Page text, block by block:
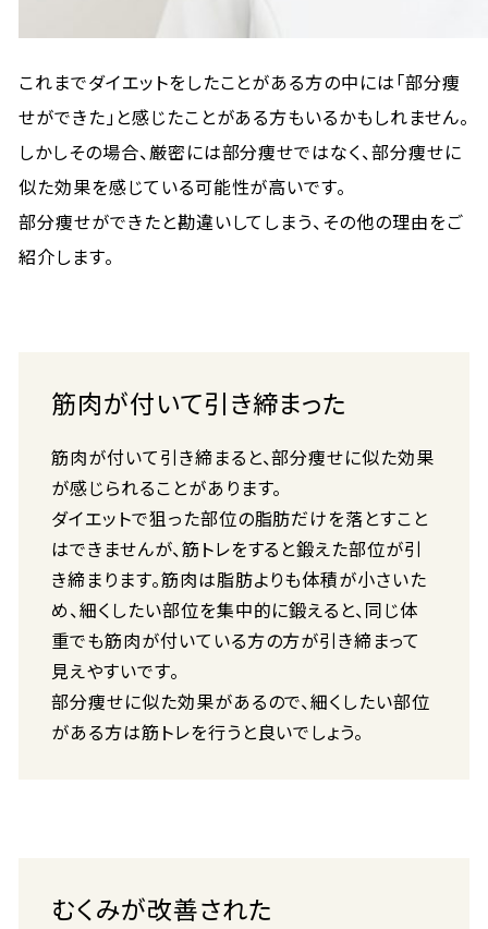
これまでダイエットをしたことがある方の中には「部分痩
せができた」と感じたことがある方もいるかもしれません。
しかしその場合、厳密には部分痩せではなく、部分痩せに
似た効果を感じている可能性が高いです。
部分痩せができたと勘違いしてしまう、その他の理由をご
紹介します。
筋肉が付いて引き締まった
筋肉が付いて引き締まると、部分痩せに似た効果
が感じられることがあります。
ダイエットで狙った部位の脂肪だけを落とすこと
はできませんが、筋トレをすると鍛えた部位が引
き締まります。筋肉は脂肪よりも体積が小さいた
め、細くしたい部位を集中的に鍛えると、同じ体
重でも筋肉が付いている方の方が引き締まって
見えやすいです。
部分痩せに似た効果があるので、細くしたい部位
がある方は筋トレを行うと良いでしょう。
むくみが改善された